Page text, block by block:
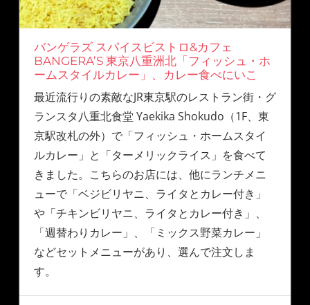
バンゲラズ スパイスビストロ&カフェ
BANGERA’S 東京八重洲北「フィッシュ・ホ
ームスタイルカレー」、カレー食べにいこ
最近流行りの素敵なJR東京駅のレストラン街・グ
ランスタ八重北食堂 Yaekika Shokudo（1F、東
京駅改札の外）で「フィッシュ・ホームスタイ
ルカレー」と「ターメリックライス」を食べて
きました。こちらのお店には、他にランチメニ
ューで「ベジビリヤニ、ライタとカレー付き」
や「チキンビリヤニ、ライタとカレー付き」、
「週替わりカレー」、「ミックス野菜カレー」
などセットメニューがあり、選んで注文しま
す。